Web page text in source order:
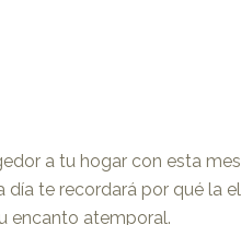
a tu hogar con esta
te recordará por qué la
encanto atemporal.